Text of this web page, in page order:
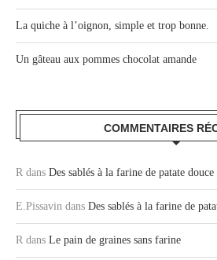
La quiche à l’oignon, simple et trop bonne.
Un gâteau aux pommes chocolat amande
COMMENTAIRES
R dans Des sablés à la farine de patate douce
E.Pissavin dans Des sablés à la farine de
R dans Le pain de graines sans farine